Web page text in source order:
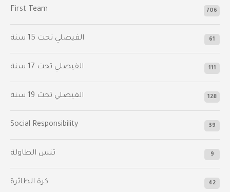
First Team 706
الفيصلي‬⁩ تحت 15 سنة 61
‫الفيصلي‬⁩ تحت 17 سنة 111
الفيصلي‬⁩ تحت 19 سنة 128
Social Responsibility 39
تنس الطاولة 9
كرة الطائرة 42